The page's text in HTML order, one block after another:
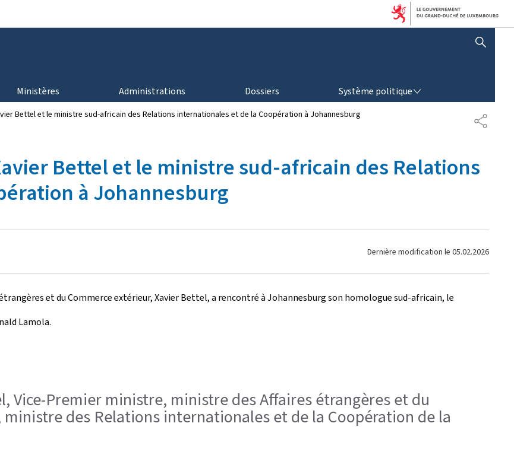
AFFICHER / MASQUER LA RECHERCHE
Ministères Administrations Dossiers Système politique
P
A
Bettel et le ministre sud-africain des Relations internationales et de la Coopération à Johannesburg
Bettel et le ministre sud-africain des Relations
à Johannesburg
Dernière modification le 05.02.2026
et du Commerce extérieur, Xavier Bettel, a rencontré à Johannesburg son homologue sud-africain, le
Lamola.
Vice-Premier ministre, ministre des Affaires étrangères et du
des Relations internationales et de la Coopération de la